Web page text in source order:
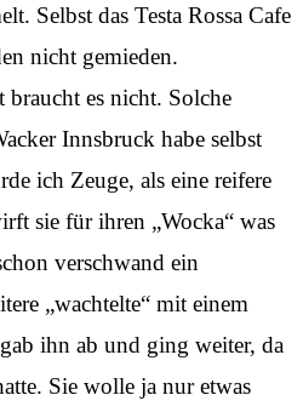
Selbst das Testa Rossa Cafe
nicht gemieden.
es nicht. Solche
Innsbruck habe selbst
ich Zeuge, als eine reifere
sie für ihren „Wocka“ was
verschwand ein
„wachtelte“ mit einem
ihn ab und ging weiter, da
Sie wolle ja nur etwas